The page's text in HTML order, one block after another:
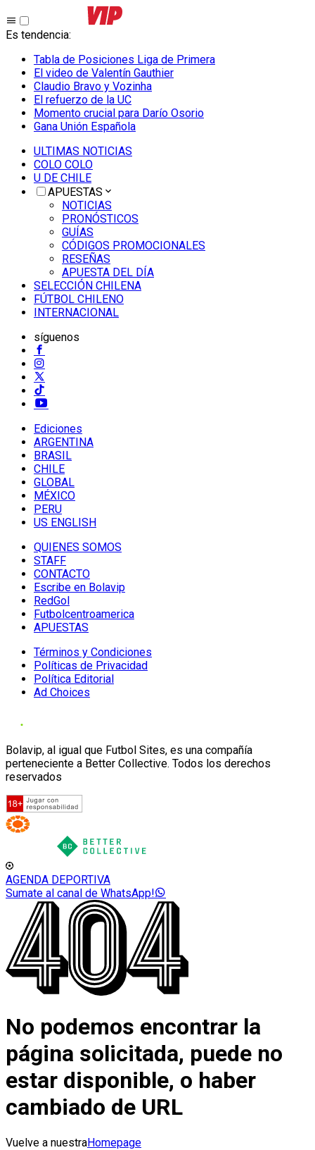
Es tendencia:
Tabla de Posiciones Liga de Primera
El video de Valentín Gauthier
Claudio Bravo y Vozinha
El refuerzo de la UC
Momento crucial para Darío Osorio
Gana Unión Española
ULTIMAS NOTICIAS
COLO COLO
U DE CHILE
APUESTAS
NOTICIAS
PRONÓSTICOS
GUÍAS
CÓDIGOS PROMOCIONALES
RESEÑAS
APUESTA DEL DÍA
SELECCIÓN CHILENA
FÚTBOL CHILENO
INTERNACIONAL
síguenos
Ediciones
ARGENTINA
BRASIL
CHILE
GLOBAL
MÉXICO
PERU
US ENGLISH
QUIENES SOMOS
STAFF
CONTACTO
Escribe en Bolavip
RedGol
Futbolcentroamerica
APUESTAS
Términos y Condiciones
Políticas de Privacidad
Política Editorial
Ad Choices
Bolavip, al igual que Futbol Sites, es una compañía
perteneciente a Better Collective. Todos los derechos
reservados
AGENDA DEPORTIVA
Sumate al canal de WhatsApp!
No podemos encontrar la
página solicitada, puede no
estar disponible, o haber
cambiado de URL
Vuelve a nuestraHomepage